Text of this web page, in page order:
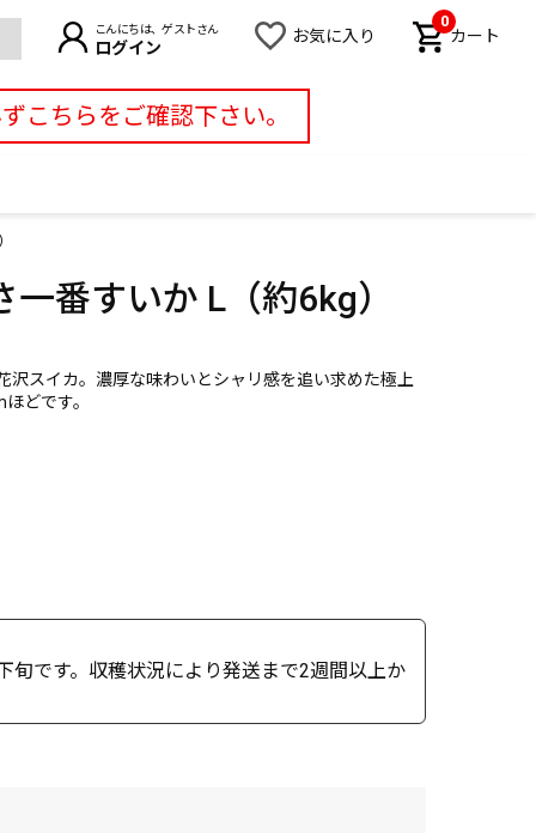
こんにちは、ゲストさん
ログイン
お気に入り カート
0
こちらをご確認下さい。
番すいか L（約6kg）
沢スイカ。濃厚な味わいとシャリ感を追い求めた極上
どです。
旬です。収穫状況により発送まで2週間以上か